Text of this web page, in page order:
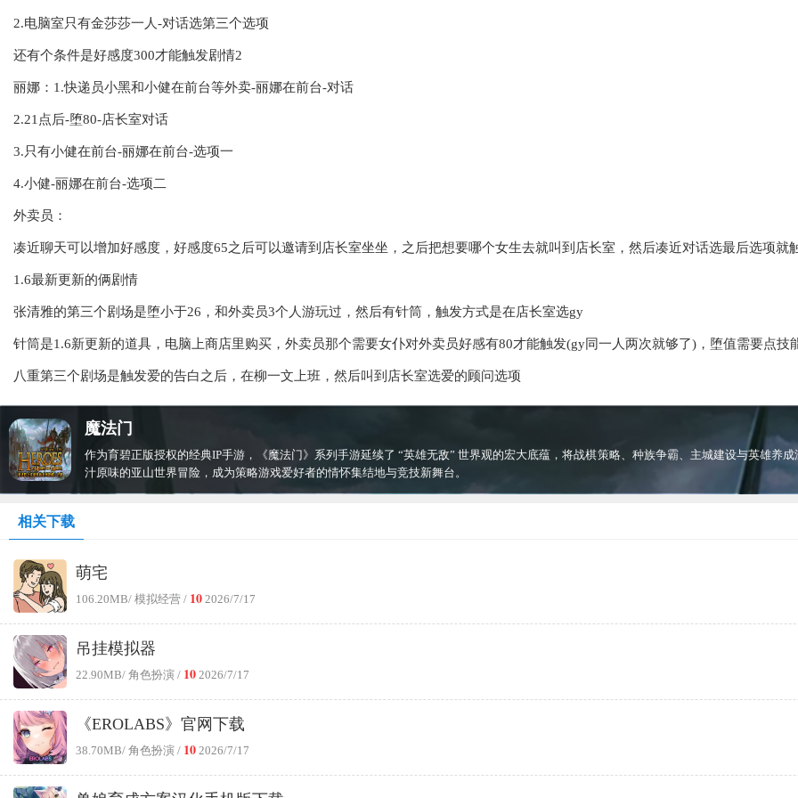
2.电脑室只有金莎莎一人-对话选第三个选项
还有个条件是好感度300才能触发剧情2
丽娜：1.快递员小黑和小健在前台等外卖-丽娜在前台-对话
2.21点后-堕80-店长室对话
3.只有小健在前台-丽娜在前台-选项一
4.小健-丽娜在前台-选项二
外卖员：
凑近聊天可以增加好感度，好感度65之后可以邀请到店长室坐坐，之后把想要哪个女生去就叫到店长室，然后凑近对话选最后选项就
1.6最新更新的俩剧情
张清雅的第三个剧场是堕小于26，和外卖员3个人游玩过，然后有针筒，触发方式是在店长室选gy
针筒是1.6新更新的道具，电脑上商店里购买，外卖员那个需要女仆对外卖员好感有80才能触发(gy同一人两次就够了)，堕值需要点技
八重第三个剧场是触发爱的告白之后，在柳一文上班，然后叫到店长室选爱的顾问选项
魔法门
作为育碧正版授权的经典IP手游，《魔法门》系列手游延续了 “英雄无敌” 世界观的宏大底蕴，将战棋策略、种族争霸、主城建设与英雄养
汁原味的亚山世界冒险，成为策略游戏爱好者的情怀集结地与竞技新舞台。
相关下载
萌宅
106.20MB/ 模拟经营 / 10 2026/7/17
吊挂模拟器
22.90MB/ 角色扮演 / 10 2026/7/17
《EROLABS》官网下载
38.70MB/ 角色扮演 / 10 2026/7/17